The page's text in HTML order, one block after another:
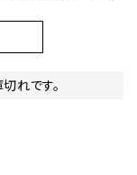
れです。